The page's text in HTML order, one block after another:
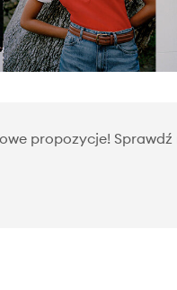
propozycje! Sprawdź